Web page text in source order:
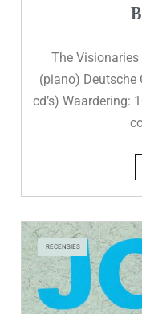
The
(piano) Deutsche
cd’s) Waardering:
RECENSIES